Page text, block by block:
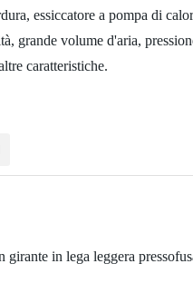
essiccatore a pompa di
grande volume d'aria,
caratteristiche.
girante in lega leggera